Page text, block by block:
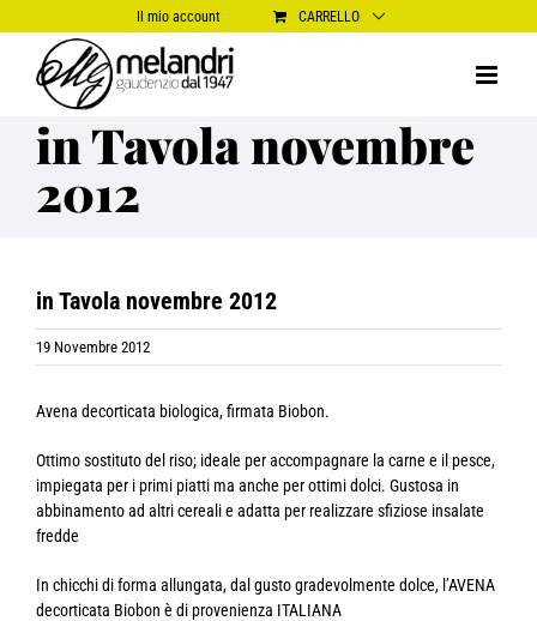
al
contenuto
Il mio account CARRELLO
in Tavola novembre
2012
in Tavola novembre 2012
19 Novembre 2012
Avena decorticata biologica, firmata Biobon.
Ottimo sostituto del riso; ideale per accompagnare la carne e il pesce,
impiegata per i primi piatti ma anche per ottimi dolci. Gustosa in
abbinamento ad altri cereali e adatta per realizzare sfiziose insalate
fredde
In chicchi di forma allungata, dal gusto gradevolmente dolce, l’AVENA
decorticata Biobon è di provenienza ITALIANA